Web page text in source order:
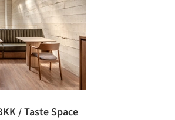
/ Taste Space